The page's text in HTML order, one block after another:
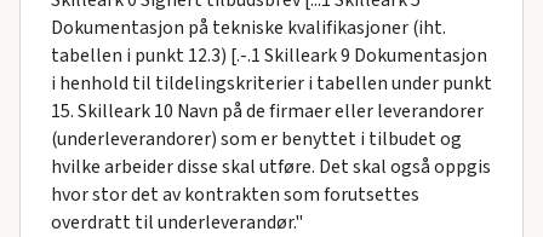
Dokumentasjon på tekniske kvalifikasjoner (iht.
tabellen i punkt 12.3) [.-.1 Skilleark 9 Dokumentasjon
i henhold til tildelingskriterier i tabellen under punkt
15. Skilleark 10 Navn på de firmaer eller leverandorer
(underleverandorer) som er benyttet i tilbudet og
hvilke arbeider disse skal utføre. Det skal også oppgis
hvor stor det av kontrakten som forutsettes
overdratt til underleverandør."